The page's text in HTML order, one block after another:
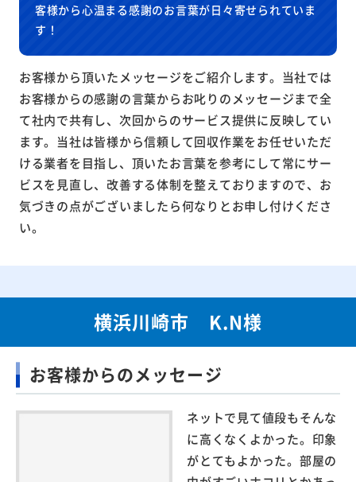
客様から心温まる感謝のお言葉が日々寄せられていま
す！
お客様から頂いたメッセージをご紹介します。当社では
お客様からの感謝の言葉からお叱りのメッセージまで全
て社内で共有し、次回からのサービス提供に反映してい
ます。当社は皆様から信頼して回収作業をお任せいただ
ける業者を目指し、頂いたお言葉を参考にして常にサー
ビスを見直し、改善する体制を整えておりますので、お
気づきの点がございましたら何なりとお申し付けくださ
い。
横浜川崎市 K.N様
お客様からのメッセージ
ネットで見て値段もそんな
に高くなくよかった。印象
がとてもよかった。部屋の